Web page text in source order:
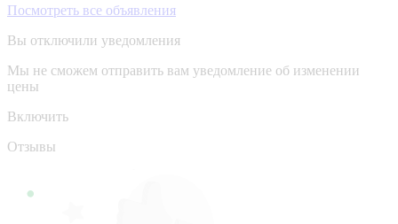
Посмотреть все объявления
Вы отключили уведомления
Мы не сможем отправить вам уведомление об изменении
цены
Включить
Отзывы